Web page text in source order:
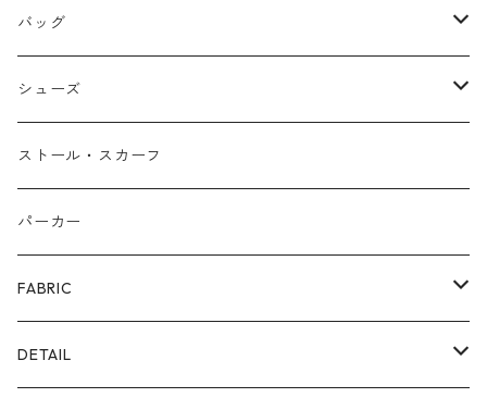
ネックレス
バングル
ピアス/イヤリング
リング
バッグ
本革
布帛
カゴ
ファー
ECOレザー/ファー/ムートン
シューズ
サンダル/ミュール
スニーカー/カジュアルシューズ
パンプス/綺麗めシューズ
ブーツ
ストール・スカーフ
パーカー
FABRIC
裏毛スウェット
DETAIL